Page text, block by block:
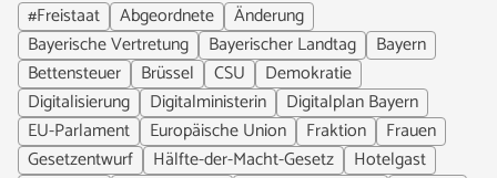
#Freistaat
Abgeordnete
Änderung
Bayerische Vertretung
Bayerischer Landtag
Bayern
Bettensteuer
Brüssel CSU
Demokratie
Digitalisierung
Digitalministerin
Digitalplan Bayern
EU-Parlament
Europäische Union Fraktion
Frauen
Gesetzentwurf
Hälfte-der-Macht-Gesetz
Hotelgast